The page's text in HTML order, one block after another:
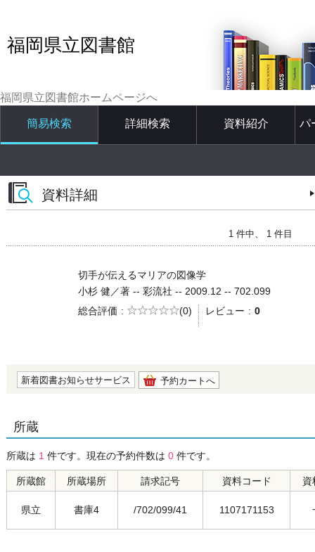
福岡県立図書館
福岡県立図書館ホームページへ
簡易検索 詳細検索 資料紹介 パ
資料詳細
1 件中、 1 件目
切手が伝えるマリアの図像学
小杉 健／著 -- 彩流社 -- 2009.12 -- 702.099
総合評価
5段階評価
(0) レビュー 0
新着図書お知らせサービス 予約カートへ
所蔵
所蔵は 1 件です。現在の予約件数は 0 件です。
所蔵館 所蔵場所 請求記号 資料コード 資
県立 書庫4 /702/099/41 1107171153